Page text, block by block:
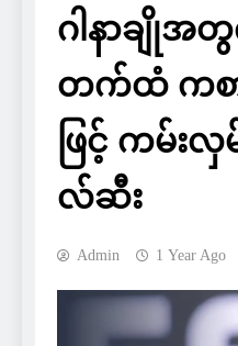
ဂါနာချို
တက်ထံ ကစာ
ဖြင့် ကမ်း
လ်ဆီး
Admin 1 Year Ago